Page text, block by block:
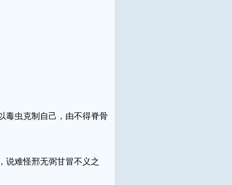
虫克制自己，由不得脊骨
难怪邢无弼甘冒不义之